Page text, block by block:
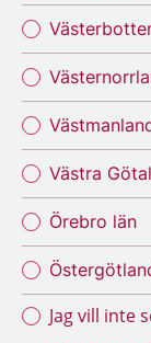
Västra
Örebro län
Jag vill inte